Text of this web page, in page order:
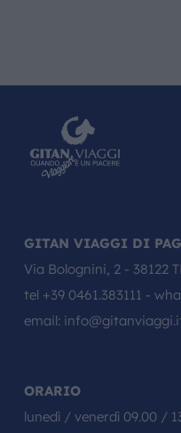
GITAN VIAGGI DI
Via Bolognini, 2 - 38122
tel +39 0461.383111 -
email:
ORARIO
lunedì / venerdì 09.00 /